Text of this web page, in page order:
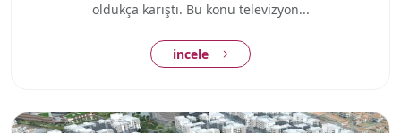
oldukça karıştı. Bu konu televizyon...
incele